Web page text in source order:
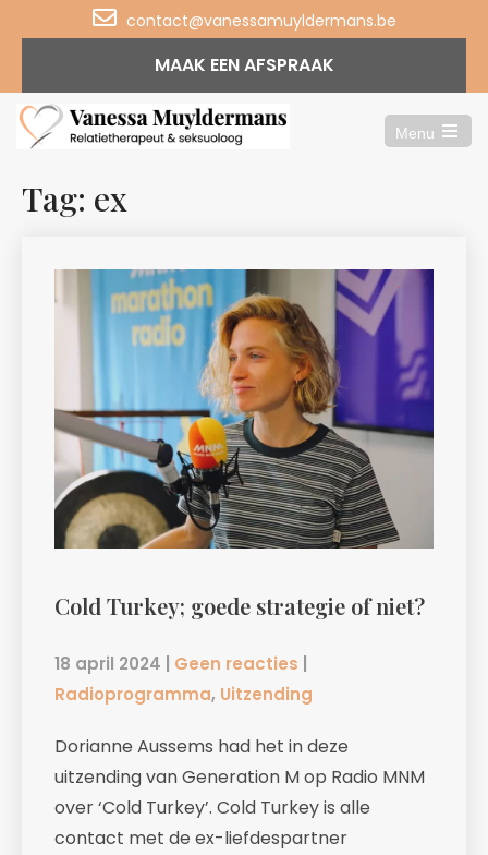
contact@vanessamuyldermans.be
MAAK EEN AFSPRAAK
Menu
Open
Tag: ex
Cold Turkey; goede strategie of niet?
18 april 2024 Geen reacties
Radioprogramma, Uitzending
Dorianne Aussems had het in deze
uitzending van Generation M op Radio MNM
over ‘Cold Turkey’. Cold Turkey is alle
contact met de ex-liefdespartner